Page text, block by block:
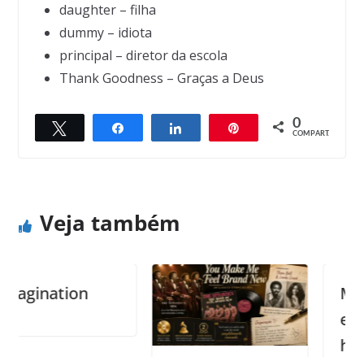
daughter – filha
dummy – idiota
principal – diretor da escola
Thank Goodness – Graças a Deus
Compartilhar Compartilhar 0
COMPART.
← Previous
Next →
Veja também
May